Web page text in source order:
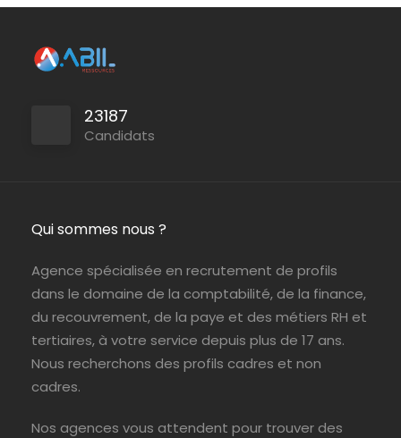
23187
Candidats
Qui sommes nous ?
Agence spécialisée en recrutement de profils
dans le domaine de la comptabilité, de la finance,
du recouvrement, de la paye et des métiers RH et
tertiaires, à votre service depuis plus de 17 ans.
Nous recherchons des profils cadres et non
cadres.
Nos agences vous attendent pour trouver des